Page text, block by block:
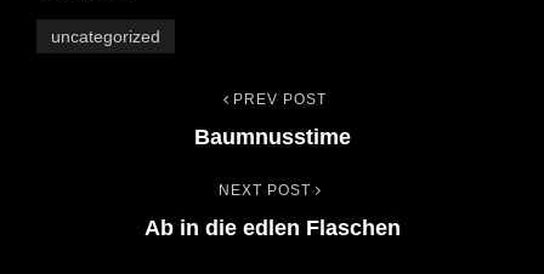
uncategorized
Navigation
PREV POST
Baumnusstime
NEXT POST
Ab in die edlen Flaschen